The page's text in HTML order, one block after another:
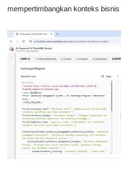
mempertimbangkan konteks bisnis